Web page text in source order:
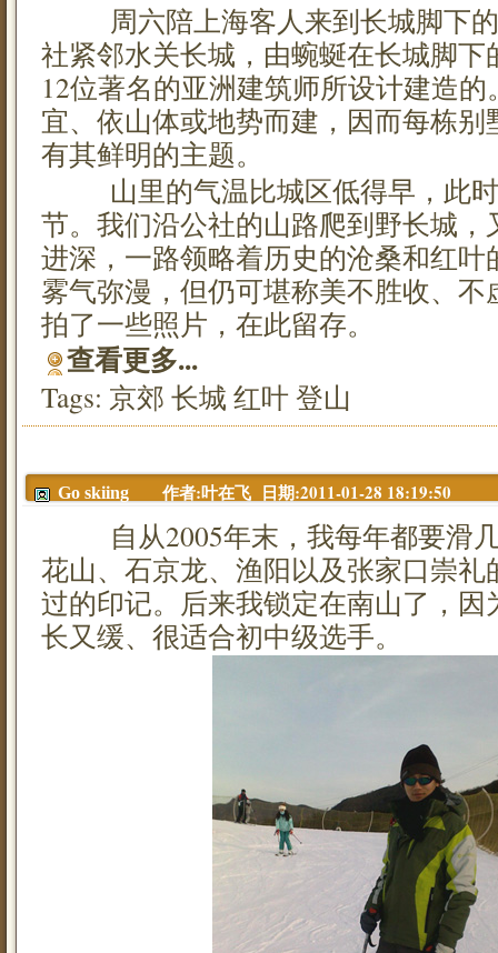
周六陪上海客人来到长城脚下的
社紧邻水关长城，由蜿蜒在长城脚下
12位著名的亚洲建筑师所设计建造
宜、依山体或地势而建，因而每栋
有其鲜明的主题。
山里的气温比城区低得早，此时
节。我们沿公社的山路爬到野长城
进深，一路领略着历史的沧桑和红
雾气弥漫，但仍可堪称美不胜收、
拍了一些照片，在此留存。
查看更多...
Tags: 京郊 长城 红叶登山
Go skiing 作者:叶在飞 日期:2011-01-28 18:19:50
自从2005年末，我每年都要滑几
花山、石京龙、渔阳以及张家口崇
过的印记。后来我锁定在南山了，
长又缓、很适合初中级选手。